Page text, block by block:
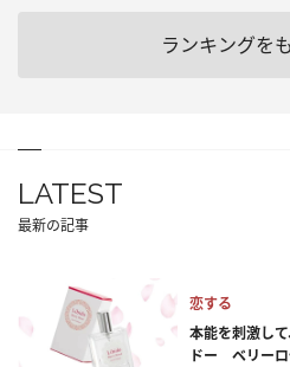
ランキングを
LATEST
最新の記事
恋する
本能を刺激し
ドー ベリーロ